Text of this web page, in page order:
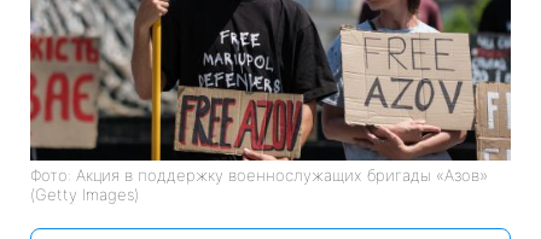
Фото: Акция в поддержку военнослужащих бригады «Азов»
(Getty Images)